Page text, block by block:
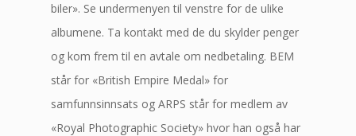
biler». Se undermenyen til venstre for de ulike
albumene. Ta kontakt med de du skylder penger
og kom frem til en avtale om nedbetaling. BEM
står for «British Empire Medal» for
samfunnsinnsats og ARPS står for medlem av
«Royal Photographic Society» hvor han også har